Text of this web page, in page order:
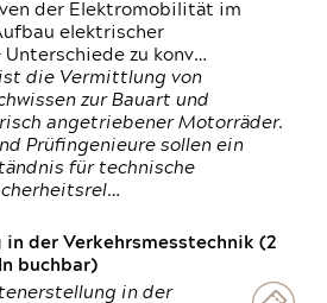
der Elektromobilität im
elektrischer
zu konv…
die Vermittlung von
zur Bauart und
angetriebener Motorräder.
Prüfingenieure sollen ein
für technische
der Verkehrsmesstechnik (2
buchbar)
in der